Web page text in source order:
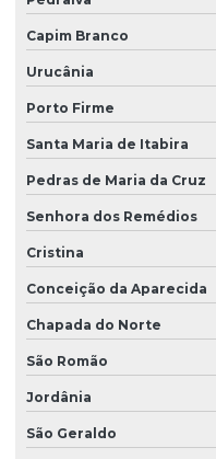
Capim Branco
Urucânia
Porto Firme
Santa Maria de Itabira
Pedras de Maria da Cruz
Senhora dos Remédios
Cristina
Conceição da Aparecida
Chapada do Norte
São Romão
Jordânia
São Geraldo